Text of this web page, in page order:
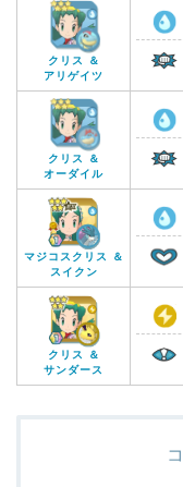
クリス ＆
アリゲイツ
クリス ＆
オーダイル
マジコスクリス ＆
スイクン
クリス ＆
サンダース